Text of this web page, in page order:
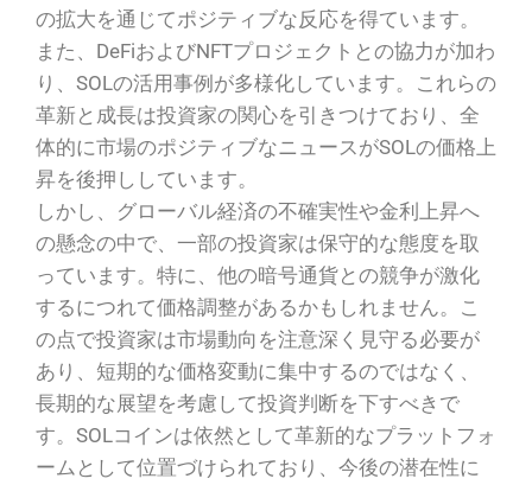
の拡大を通じてポジティブな反応を得ています。
また、DeFiおよびNFTプロジェクトとの協力が加わ
り、SOLの活用事例が多様化しています。これらの
革新と成長は投資家の関心を引きつけており、全
体的に市場のポジティブなニュースがSOLの価格上
昇を後押ししています。
しかし、グローバル経済の不確実性や金利上昇へ
の懸念の中で、一部の投資家は保守的な態度を取
っています。特に、他の暗号通貨との競争が激化
するにつれて価格調整があるかもしれません。こ
の点で投資家は市場動向を注意深く見守る必要が
あり、短期的な価格変動に集中するのではなく、
長期的な展望を考慮して投資判断を下すべきで
す。SOLコインは依然として革新的なプラットフォ
ームとして位置づけられており、今後の潜在性に